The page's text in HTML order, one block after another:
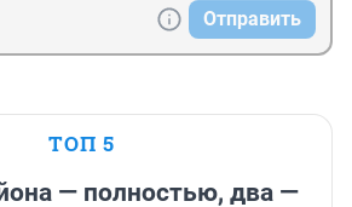
Отправить
ТОП 5
— полностью, два —